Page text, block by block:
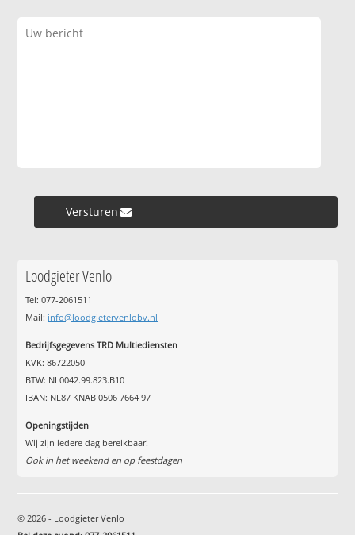
Versturen »
Loodgieter Venlo
Tel: 077-2061511
Mail: info@loodgietervenlobv.nl
Bedrijfsgegevens TRD Multiediensten
KVK: 86722050
BTW: NL0042.99.823.B10
IBAN: NL87 KNAB 0506 7664 97
Openingstijden
Wij zijn iedere dag bereikbaar!
Ook in het weekend en op feestdagen
© 2026 - Loodgieter Venlo